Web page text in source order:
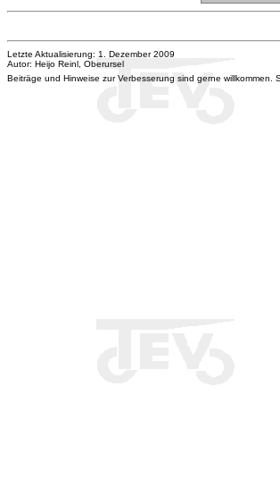
Letzte Aktualisierung: 1. Dezember 2009
Autor: Heijo Reinl, Oberursel
Beiträge und Hinweise zur Verbesserung sind gerne